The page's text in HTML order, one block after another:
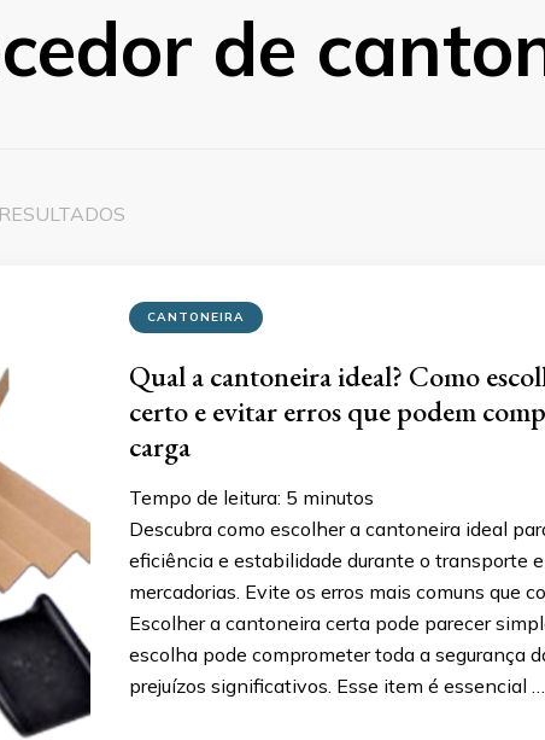
de
CANTONEIRA
Qual a cantoneira ideal? Como
certo e evitar erros que podem
carga
Tempo de leitura: 5 minutos
Descubra como escolher a cantoneira ideal
eficiência e estabilidade durante o transporte
mercadorias. Evite os erros mais comuns que
Escolher a cantoneira certa pode parecer
escolha pode comprometer toda a segurança
prejuízos significativos. Esse item é essencial …